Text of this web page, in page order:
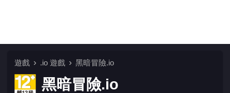
遊戲 .io 遊戲 黑暗冒險.io
黑暗冒險.io